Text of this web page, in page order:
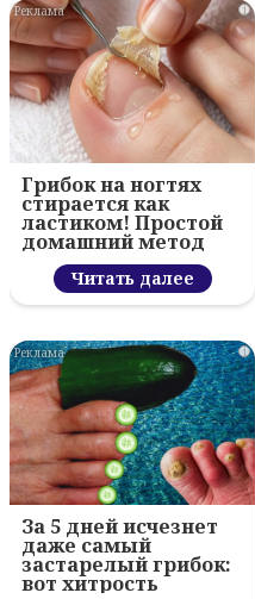
i
Грибок на ногтях
стирается как
ластиком! Простой
домашний метод
Читать далее
i
За 5 дней исчезнет
даже самый
застарелый грибок:
вот хитрость